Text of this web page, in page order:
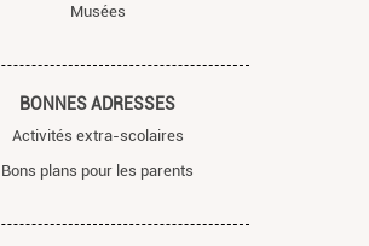
Musées
BONNES ADRESSES
Activités extra-scolaires
Bons plans pour les parents